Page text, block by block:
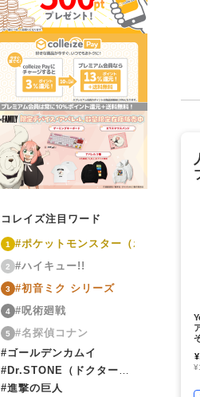
コレイズ注目ワード
1 #ポケットモンスター（ポケモン）
2 #ハイキュー!!
3 #初音ミク シリーズ
4 #呪術廻戦
5
#名探偵コナン
#ゴールデンカムイ
#Dr.STONE（ドクターストーン）
#進撃の巨人
¥